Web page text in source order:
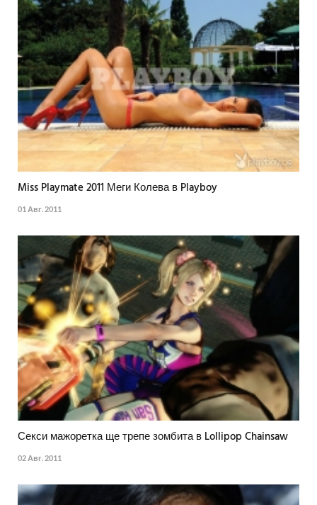
Miss Playmate 2011 Меги Колева в Playboy
01 Авг. 2011
Секси мажоретка ще трепе зомбита в Lollipop Chainsaw
02 Авг. 2011